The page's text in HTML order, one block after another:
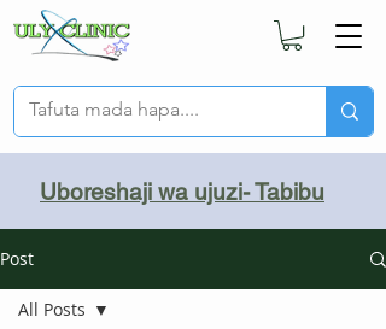
Uboreshaji wa ujuzi- Tabibu
Post
All Posts